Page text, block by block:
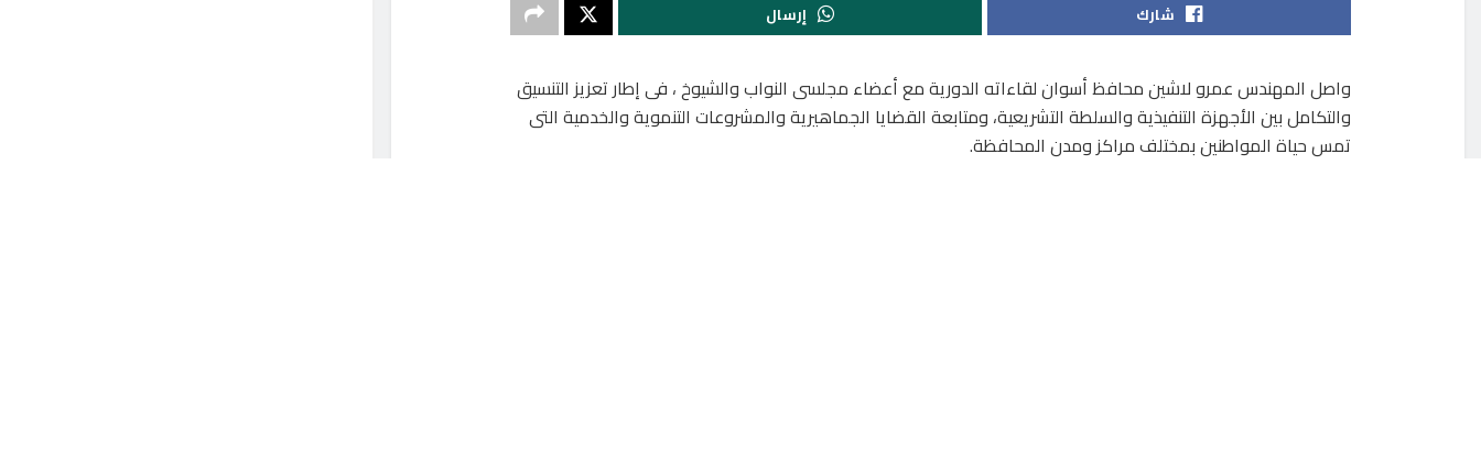
شارك إرسال
واصل المهندس عمرو لاشين محافظ أسوان لقاءاته الدورية مع أعضاء مجلسى النواب والشيوخ ، فى إطار تعزيز التنسيق
والتكامل بين الأجهزة التنفيذية والسلطة التشريعية، ومتابعة القضايا الجماهيرية والمشروعات التنموية والخدمية التى
تمس حياة المواطنين بمختلف مراكز ومدن المحافظة.